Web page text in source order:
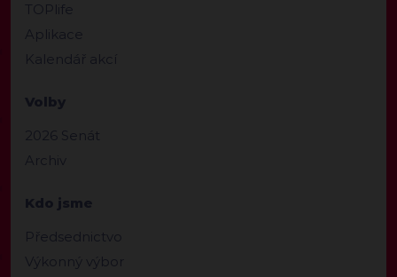
TOPlife
Aplikace
Kalendář akcí
Volby
2026 Senát
Archiv
Kdo jsme
Předsednictvo
Výkonný výbor